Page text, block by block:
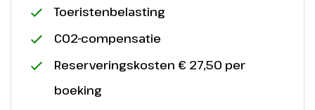
Toeristenbelasting
CO2-compensatie
Reserveringskosten € 27,50 per
boeking